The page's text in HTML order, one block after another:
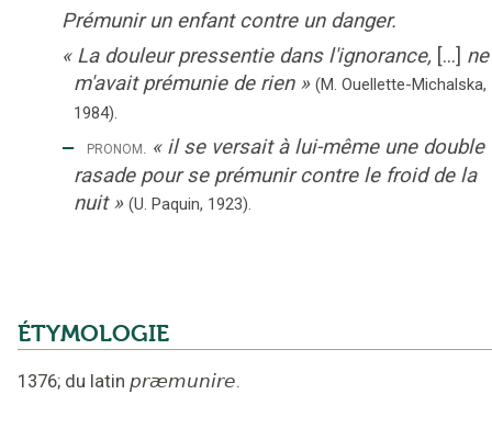
Prémunir un enfant contre un danger.
« La douleur pressentie dans l'ignorance, [...] ne
m'avait prémunie de rien » (M. Ouellette-Michalska,
1984).
‒ pronom. « il se versait à lui-même une double
rasade pour se prémunir contre le froid de la
nuit » (U. Paquin, 1923).
ÉTYMOLOGIE
1376; du latin præmunire.